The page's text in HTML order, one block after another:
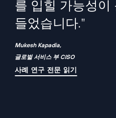
를 입힐 가능성이
들었습니다."
Mukesh Kapadia,
글로벌 서비스 부 CISO
사례 연구 전문 읽기